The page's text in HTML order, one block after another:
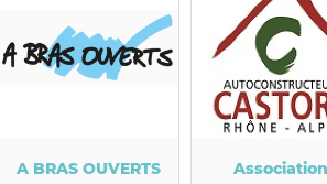
A BRAS OUVERTS
Association